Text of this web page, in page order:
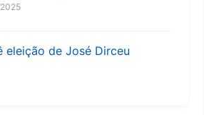
eleição de José Dirceu